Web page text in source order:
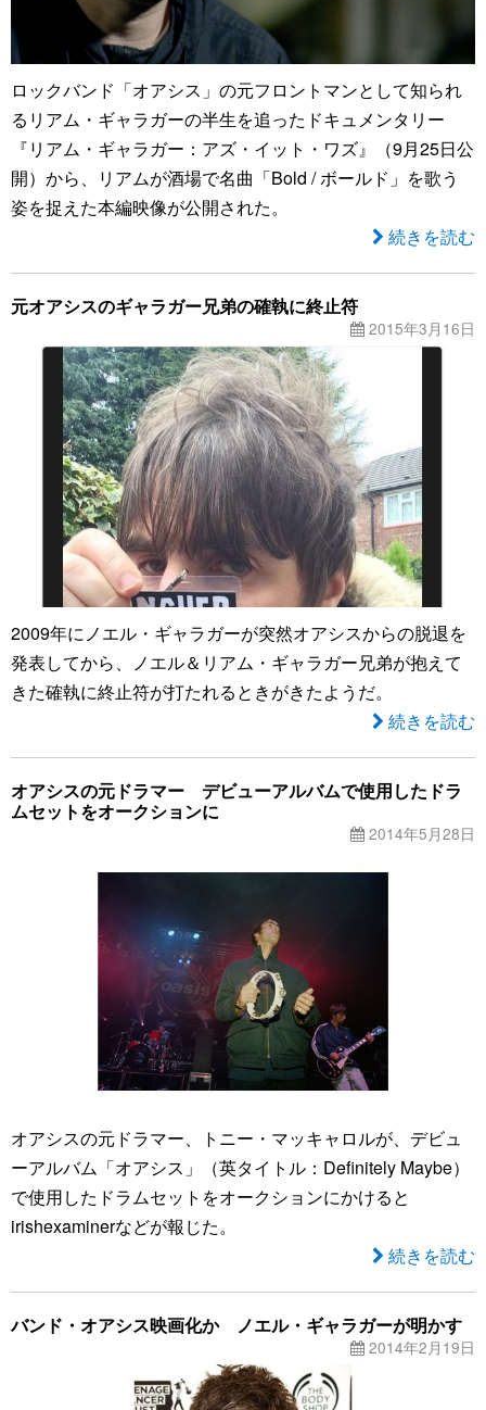
ロックバンド「オアシス」の元フロントマンとして知られ
るリアム・ギャラガーの半生を追ったドキュメンタリー
『リアム・ギャラガー：アズ・イット・ワズ』（9月25日公
開）から、リアムが酒場で名曲「Bold / ボールド」を歌う
姿を捉えた本編映像が公開された。
続きを読む
元オアシスのギャラガー兄弟の確執に終止符
2015年3月16日
2009年にノエル・ギャラガーが突然オアシスからの脱退を
発表してから、ノエル＆リアム・ギャラガー兄弟が抱えて
きた確執に終止符が打たれるときがきたようだ。
続きを読む
オアシスの元ドラマー デビューアルバムで使用したドラ
ムセットをオークションに
2014年5月28日
オアシスの元ドラマー、トニー・マッキャロルが、デビュ
ーアルバム「オアシス」（英タイトル：Definitely Maybe）
で使用したドラムセットをオークションにかけると
irishexaminerなどが報じた。
続きを読む
バンド・オアシス映画化か ノエル・ギャラガーが明かす
2014年2月19日